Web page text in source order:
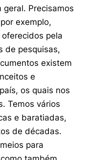
Precisamos
exemplo,
pela
de pesquisas,
existem
e
os quais nos
Temos vários
e baratiadas,
de décadas.
para